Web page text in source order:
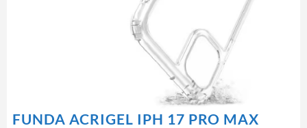
FUNDA ACRIGEL IPH 17 PRO MAX